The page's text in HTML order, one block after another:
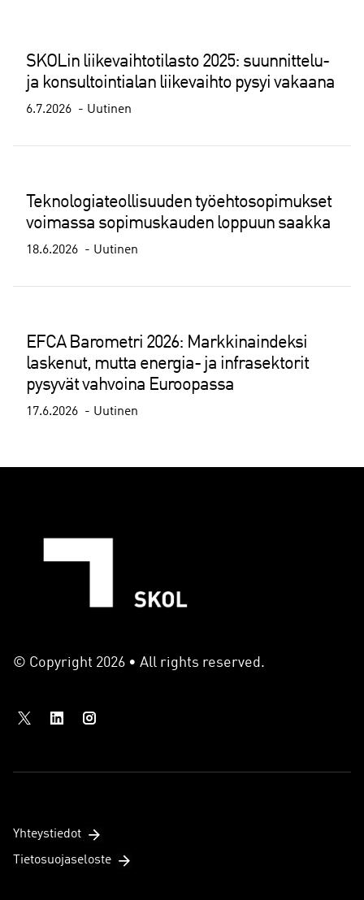
SKOLin liikevaihtotilasto 2025: suunnittelu-
ja konsultointialan liikevaihto pysyi vakaana
6.7.2026 Uutinen
Teknologiateollisuuden työehtosopimukset
voimassa sopimuskauden loppuun saakka
18.6.2026 Uutinen
EFCA Barometri 2026: Markkinaindeksi
laskenut, mutta energia- ja infrasektorit
pysyvät vahvoina Euroopassa
17.6.2026 Uutinen
© Copyright 2026 • All rights reserved.
Yhteystiedot
Tietosuojaseloste